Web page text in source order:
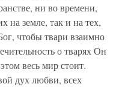
ни во времени,
на земле, так и на тех,
чтобы твари взаимно
о тварях Он
весь мир стоит.
дух любви, всех